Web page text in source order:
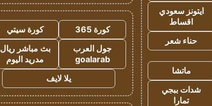
ايتونز سعودي
اقساط
حناء شعر
ماتشا
شدات ببجي
تمارا
كورة 365
كورة سيتي
جول العرب
goalarab
بث مباشر ريال
مدريد اليوم
يلا لايف